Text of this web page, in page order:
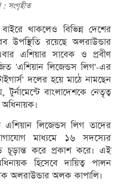
: সংগৃহীত
বাইরে থাকলেও বিভিন্ন দেশের
উপস্থিতি রয়েছে অলরাউন্ডার
এশিয়ার সাবেক ও প্রবীণ
'এশিয়ান লিজেন্ডস লিগ'-এর
দলের হয়ে মাঠে নামছেন
বাংলাদেশকে নেতৃত্ব
লিজেন্ডস লিগ তাদের
মাধ্যমে ১৬ সদস্যের
চূড়ান্ত করে প্রকাশ করে। এই
হিসেবে দায়িত্ব পালন
অলরাউন্ডার অলক কাপালি।